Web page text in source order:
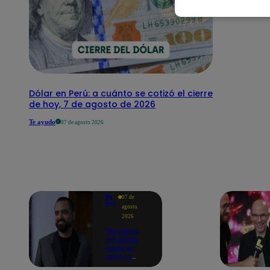
Dólar en Perú: a cuánto se cotizó el cierre
de hoy, 7 de agosto de 2026
Te ayudo 07 de agosto 2026
Yo
Soy
07 de
agosto
2026
"En Latina
me siento
como en
casa, lo